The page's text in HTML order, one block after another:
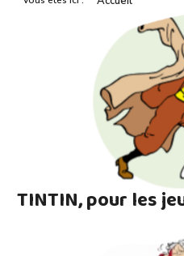
TINTIN, pour les